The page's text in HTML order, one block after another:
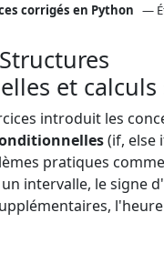
corrigés en Python —
et calculs
introduit les
(if, else
pratiques comme
intervalle, le signe